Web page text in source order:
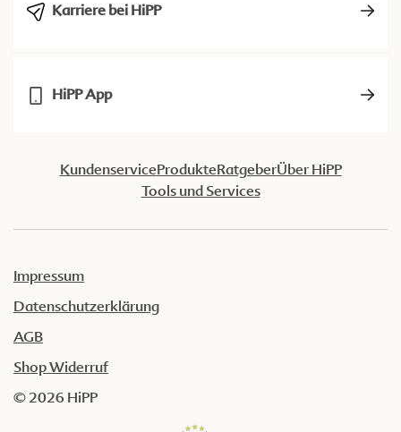
Karriere bei HiPP
HiPP App
KundenserviceProdukteRatgeberÜber HiPP
Tools und Services
Impressum
Datenschutzerklärung
AGB
Shop Widerruf
© 2026 HiPP